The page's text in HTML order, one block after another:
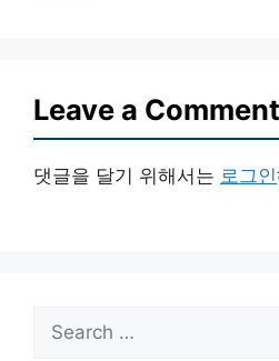
Leave a Comment
댓글을 달기 위해서는 로그인
Search
for: